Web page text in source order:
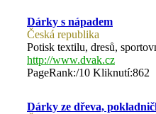
Dárky s nápadem
Česká republika
Potisk textilu, dresů,
http://www.dvak.cz
PageRank:/10 Kliknutí:862
Dárky ze dřeva,